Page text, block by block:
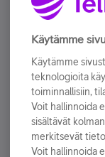
Älä jää
Tilaa Telian
sähköpostiisi.
Tilaa nyt
Käytämme
Käytämme
teknologioita
toiminnallisiin,
Voit hallinnoida
sisältävät
merkitsevät
Voit hallinnoida